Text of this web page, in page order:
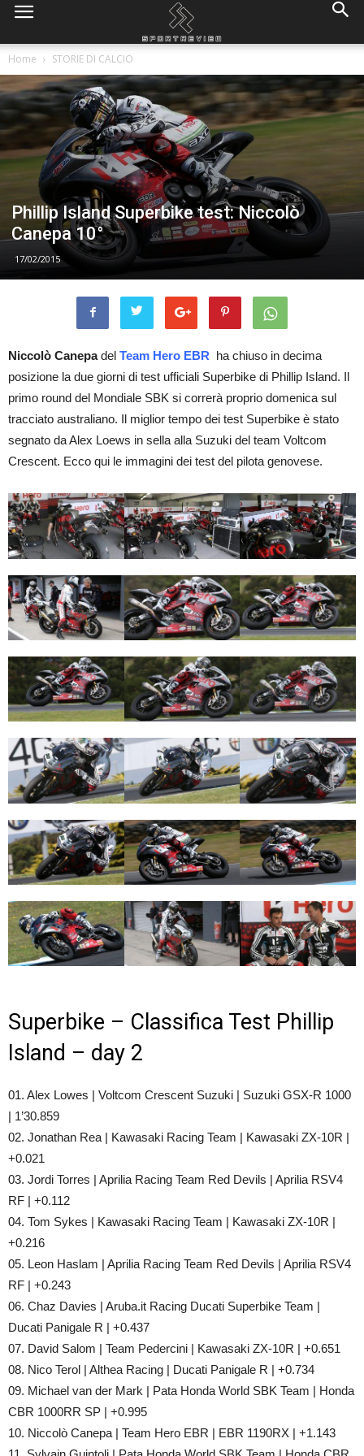
Home STORIE DI CALCIO
Phillip Island Superbike test: Niccolò
Canepa 10°
17/02/2015
Niccolò Canepadel Team Hero EBR ha chiuso in decima
posizione la due giorni di test ufficiali Superbike di Phillip Island. Il
primo round del Mondiale SBK si correrà proprio domenica sul
tracciato australiano. Il miglior tempo dei test Superbike è stato
segnato da Alex Loews in sella alla Suzuki del team Voltcom
Crescent. Ecco qui le immagini dei test del pilota genovese.
Superbike – Classifica Test Phillip
Island – day 2
01. Alex Lowes | Voltcom Crescent Suzuki | Suzuki GSX-R 1000
| 1’30.859
02. Jonathan Rea | Kawasaki Racing Team | Kawasaki ZX-10R |
+0.021
03. Jordi Torres | Aprilia Racing Team Red Devils | Aprilia RSV4
RF | +0.112
04. Tom Sykes | Kawasaki Racing Team | Kawasaki ZX-10R |
+0.216
05. Leon Haslam | Aprilia Racing Team Red Devils | Aprilia RSV4
RF | +0.243
06. Chaz Davies | Aruba.it Racing Ducati Superbike Team |
Ducati Panigale R | +0.437
07. David Salom | Team Pedercini | Kawasaki ZX-10R | +0.651
08. Nico Terol | Althea Racing | Ducati Panigale R | +0.734
09. Michael van der Mark | Pata Honda World SBK Team | Honda
CBR 1000RR SP | +0.995
10. Niccolò Canepa | Team Hero EBR | EBR 1190RX | +1.143